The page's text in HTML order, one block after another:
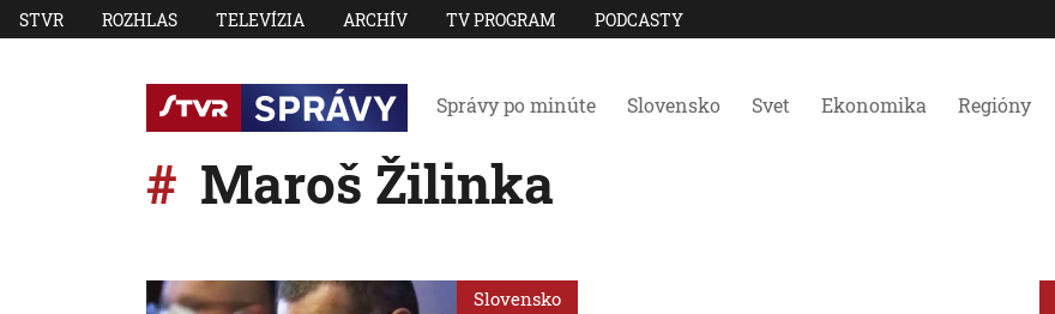
STVR ROZHLAS TELEVÍZIA ARCHÍV TV PROGRAM PODCASTY
Správy po minúte Slovensko Svet Ekonomika Regióny
Maroš Žilinka
Slovensko